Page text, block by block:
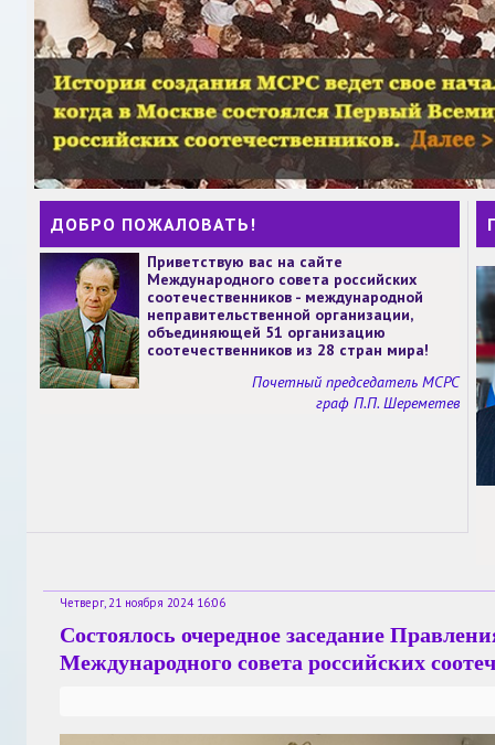
ДОБРО ПОЖАЛОВАТЬ!
Приветствую вас на сайте
Международного совета российских
соотечественников - международной
неправительственной организации,
объединяющей 51 организацию
соотечественников из 28 стран мира!
Почетный председатель МСРС
граф П.П. Шереметев
Четверг, 21 ноября 2024 16:06
Состоялось очередное заседание
Международного совета российских